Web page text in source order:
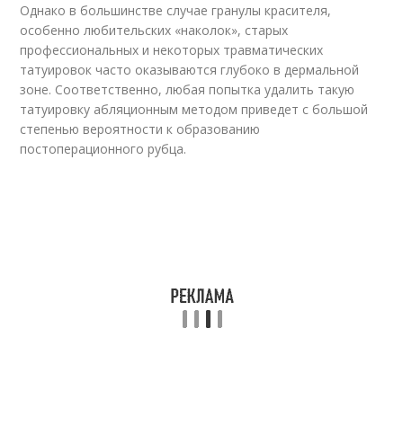
Однако в большинстве случае гранулы красителя,
особенно любительских «наколок», старых
профессиональных и некоторых травматических
татуировок часто оказываются глубоко в дермальной
зоне. Соответственно, любая попытка удалить такую
татуировку абляционным методом приведет с большой
степенью вероятности к образованию
постоперационного рубца.